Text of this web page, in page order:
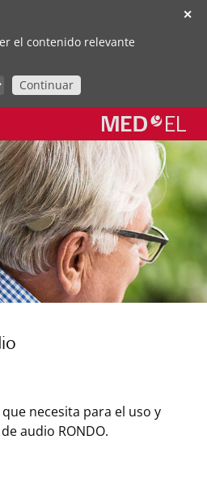
✕
el contenido relevante
Continuar
necesita para el uso y
audio RONDO.